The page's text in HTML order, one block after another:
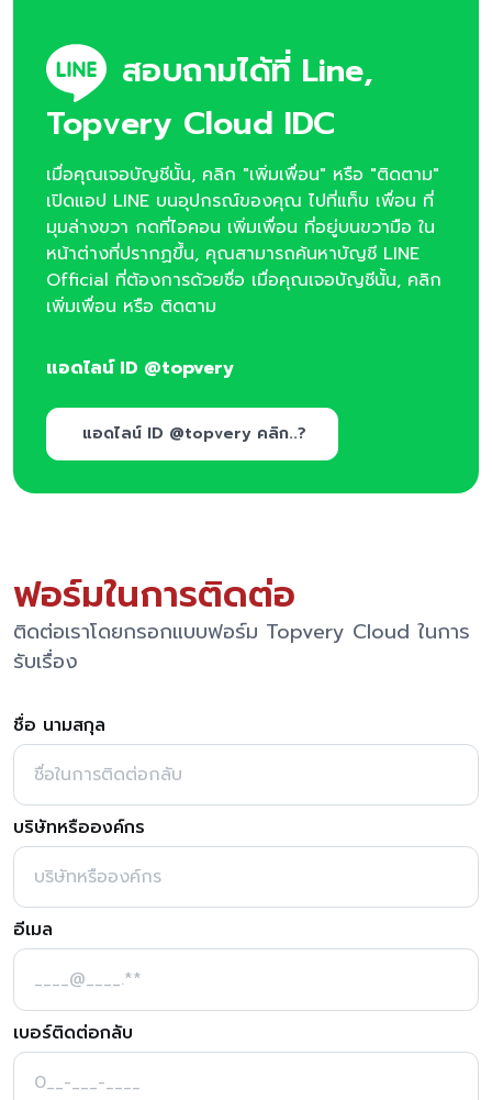
สอบถามได้ที่ Line,
Topvery Cloud IDC
เมื่อคุณเจอบัญชีนั้น, คลิก "เพิ่มเพื่อน" หรือ "ติดตาม"
เปิดแอป LINE บนอุปกรณ์ของคุณ ไปที่แท็บ เพื่อน ที่
มุมล่างขวา กดที่ไอคอน เพิ่มเพื่อน ที่อยู่บนขวามือ ใน
หน้าต่างที่ปรากฏขึ้น, คุณสามารถค้นหาบัญชี LINE
Official ที่ต้องการด้วยชื่อ เมื่อคุณเจอบัญชีนั้น, คลิก
เพิ่มเพื่อน หรือ ติดตาม
แอดไลน์ ID @topvery
แอดไลน์ ID @topvery คลิก..?
ฟอร์มในการติดต่อ
ติดต่อเราโดยกรอกแบบฟอร์ม Topvery Cloud ในการ
รับเรื่อง
ชื่อ นามสกุล
บริษัทหรือองค์กร
อีเมล
เบอร์ติดต่อกลับ